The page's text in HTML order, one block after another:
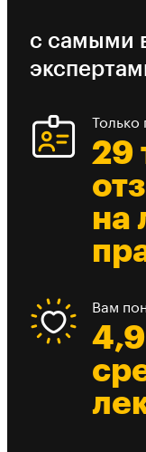
с самыми
Только
29
на
Вам